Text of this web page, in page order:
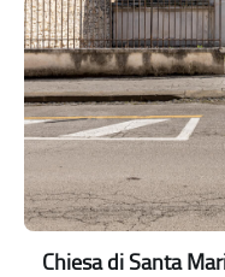
Chiesa di Santa